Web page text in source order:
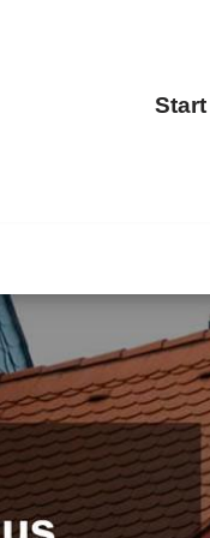
Start
Wir setzen Ihre